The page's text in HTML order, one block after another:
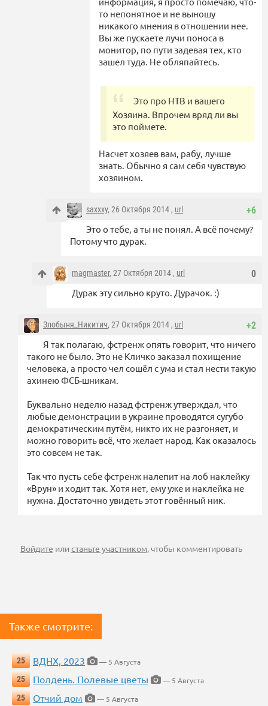
то непонятное и не выношу
никакого мнения в отношении нее.
Вы же пускаете лучи поноса в
монитор, по пути задевая тех, кто
зашел туда. Не обляпайтесь.
Это про НТВ и вашего
Хозяина. Впрочем вряд ли вы
это поймете.
Насчет хозяев вам, рабу, лучше
знать. Обычно я сам себя чувствую
хозяином.
+6
saxxxy, 26 Октября 2014 , url
Это о тебе, а ты не понял. А всё почему?
Потому что дурак.
0
magmaster, 27 Октября 2014 , url
Дурак эту сильно круто. Дурачок. :)
+2
Злобыня_Никитич, 27 Октября 2014 , url
Я так полагаю, фстренж опять говорит, что ничего
такого не было. Это не Кличко заказал похищение
человека, а просто чел сошёл с ума и стал нести такую
ахинею ФСБ-шникам.
Буквально неделю назад фстренж утверждал, что
любые демонстрации в украине проводятся сугубо
демократическим путём, никто их не разгоняет, и
можно говорить всё, что желает народ. Как оказалось
это совсем не так.
Так что пусть себе фстренж налепит на лоб наклейку
«Врун» и ходит так. Хотя нет, ему уже и наклейка не
нужна. Достаточно увидеть этот говённый ник.
Войдите илистаньте участником, чтобы комментировать
Также смотрите:
25 ВДНХ, 2023
— 5 Августа
25
Полдень. Полевые цветы
— 5 Августа
25
Отчий дом
— 5 Августа